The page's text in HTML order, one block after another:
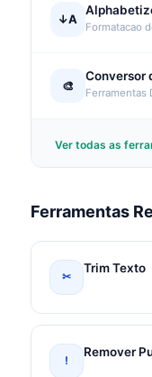
↓A
Formatacao
🎨
Conversor
Ferramentas
Ver todas as
Ferramentas
✂
Trim Texto
!
Remover